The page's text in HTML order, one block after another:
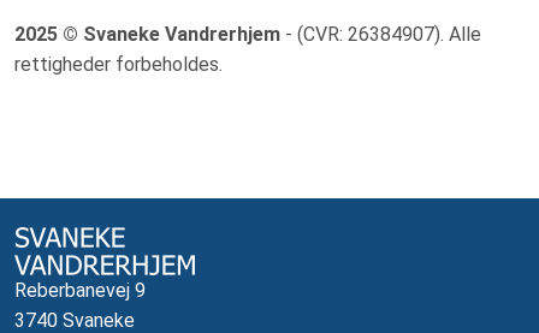
2025 © Svaneke Vandrerhjem - (CVR: 26384907). Alle
rettigheder forbeholdes.
Reberbanevej 9
3740 Svaneke